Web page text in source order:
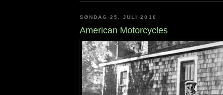
SØNDAG 25. JULI 2010
American Motorcycles